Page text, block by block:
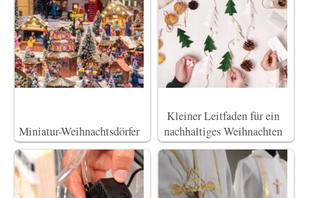
Miniatur-Weihnachtsdörfer
Kleiner Leitfaden für ein
nachhaltiges Weihnachten